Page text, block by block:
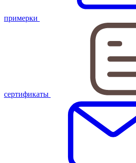
примерки
сертификаты